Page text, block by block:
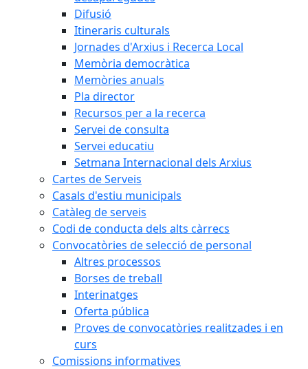
Difusió
Itineraris culturals
Jornades d'Arxius i Recerca Local
Memòria democràtica
Memòries anuals
Pla director
Recursos per a la recerca
Servei de consulta
Servei educatiu
Setmana Internacional dels Arxius
Cartes de Serveis
Casals d'estiu municipals
Catàleg de serveis
Codi de conducta dels alts càrrecs
Convocatòries de selecció de personal
Altres processos
Borses de treball
Interinatges
Oferta pública
Proves de convocatòries realitzades i en
curs
Comissions informatives